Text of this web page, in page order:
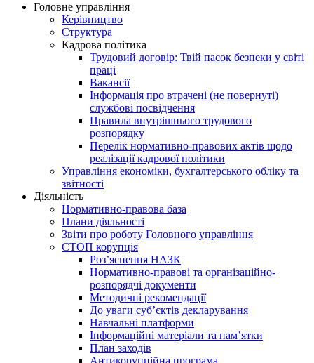
Головне управління
Керівництво
Структура
Кадрова політика
Трудовий договір: Твій пасок безпеки у світі
праці
Вакансії
Інформація про втрачені (не повернуті)
службові посвідчення
Правила внутрішнього трудового
розпорядку
Перелік нормативно-правових актів щодо
реалізації кадрової політики
Управління економіки, бухгалтерського обліку та
звітності
Діяльність
Нормативно-правова база
Плани діяльності
Звіти про роботу Головного управління
СТОП корупція
Роз’яснення НАЗК
Нормативно-правові та організаційно-
розпорядчі документи
Методичні рекомендації
До уваги суб’єктів декларування
Навчальні платформи
Інформаційні матеріали та пам’ятки
План заходів
Антикорупційна програма